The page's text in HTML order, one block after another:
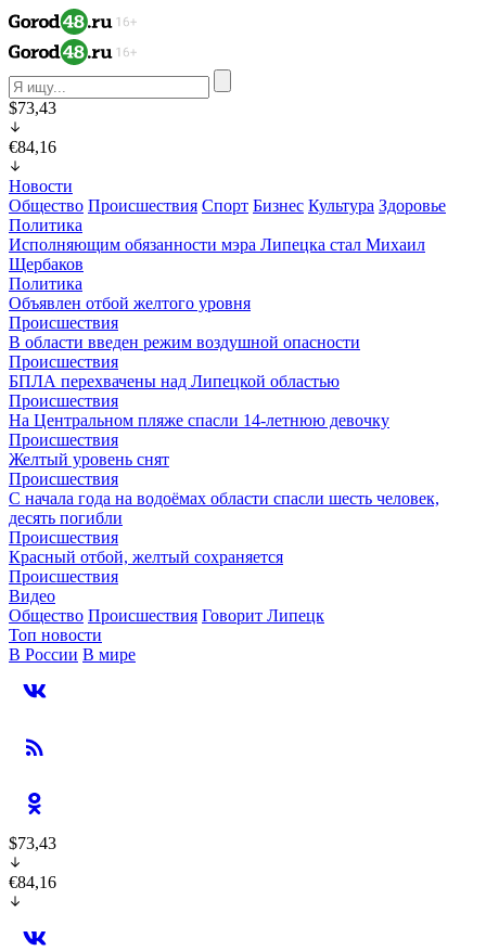
$73,43
€84,16
Новости
Общество Происшествия Спорт Бизнес Культура Здоровье
Политика
Исполняющим обязанности мэра Липецка стал Михаил
Щербаков
Политика
Объявлен отбой желтого уровня
Происшествия
В области введен режим воздушной опасности
Происшествия
БПЛА перехвачены над Липецкой областью
Происшествия
На Центральном пляже спасли 14-летнюю девочку
Происшествия
Желтый уровень снят
Происшествия
С начала года на водоёмах области спасли шесть человек,
десять погибли
Происшествия
Красный отбой, желтый сохраняется
Происшествия
Видео
Общество Происшествия Говорит Липецк
Топ новости
В России В мире
$73,43
€84,16